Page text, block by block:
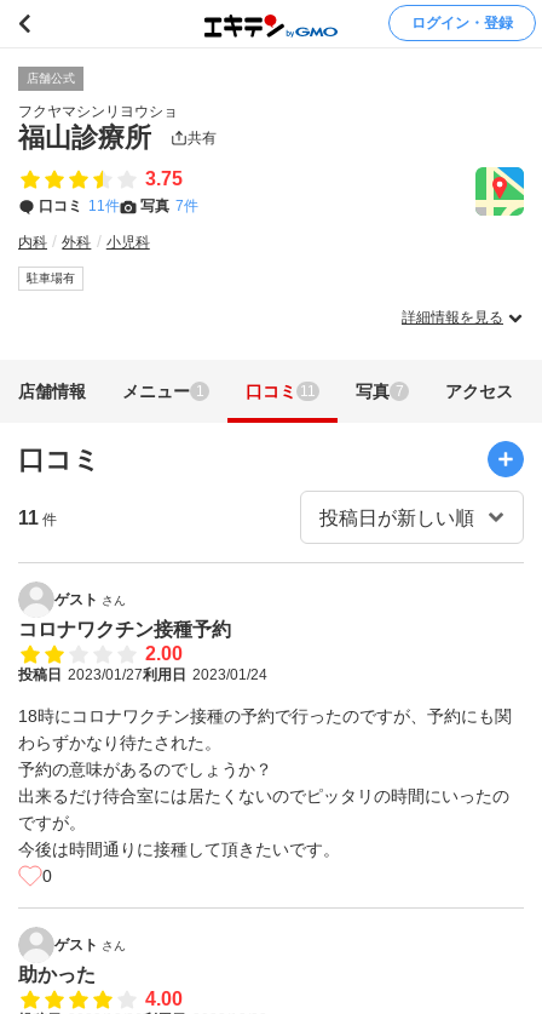
ログイン・登録
店舗公式
フクヤマシンリヨウショ
福山診療所 共有
3.75
口コミ 11件 写真 7件
内科 外科 小児科
駐車場有
詳細情報を見る
店舗情報 メニュー 1 口コミ 11 写真 7 アクセス
口コミ
11 件
ゲスト さん
コロナワクチン接種予約
2.00
投稿日 2023/01/27利用日 2023/01/24
18時にコロナワクチン接種の予約で行ったのですが、予約にも関
わらずかなり待たされた。
予約の意味があるのでしょうか？
出来るだけ待合室には居たくないのでピッタリの時間にいったの
ですが。
今後は時間通りに接種して頂きたいです。
0
ゲスト さん
助かった
4.00